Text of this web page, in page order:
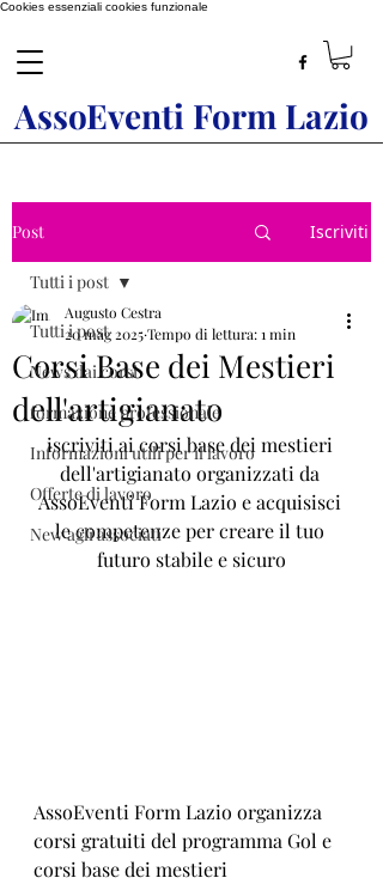
Cookies essenziali cookies funzionale
AssoEventi Form Lazio
Post Iscriviti
Tutti i post
News dai corsi
formazione professionale
Informazioni utili per il lavoro
Offerte di lavoro
New agli associati
Tutti i post
Corsi Base dei Mestieri
dell'artigianato
Augusto Cestra
20 mag 2025Tempo di lettura: 1 min
iscriviti ai corsi base dei mestieri
dell'artigianato organizzati da
AssoEventi Form Lazio e acquisisci
le competenze per creare il tuo
futuro stabile e sicuro
AssoEventi Form Lazio organizza
corsi gratuiti del programma Gol e
corsi base dei mestieri